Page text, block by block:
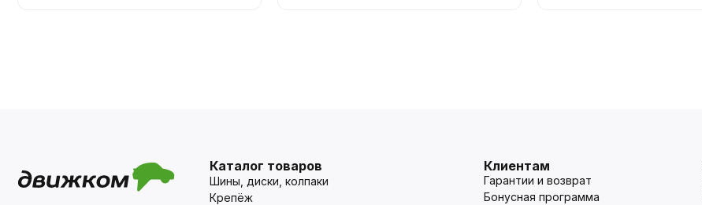
Каталог товаров
Шины, диски, колпаки
Крепёж
Клиентам
Гарантии и возврат
Бонусная программа